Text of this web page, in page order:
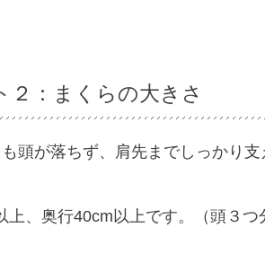
２：まくらの大きさ
頭が落ちず、肩先までしっかり支
上、奥行40cm 以上です。（頭３